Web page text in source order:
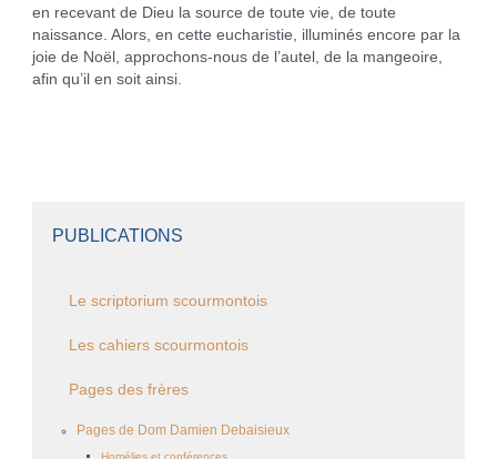
en recevant de Dieu la source de toute vie, de toute
naissance. Alors, en cette eucharistie, illuminés encore par la
joie de Noël, approchons-nous de l’autel, de la mangeoire,
afin qu’il en soit ainsi.
PUBLICATIONS
Le scriptorium scourmontois
Les cahiers scourmontois
Pages des frères
Pages de Dom Damien Debaisieux
Homélies et conférences